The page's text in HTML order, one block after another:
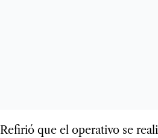
Refirió que el operativo se